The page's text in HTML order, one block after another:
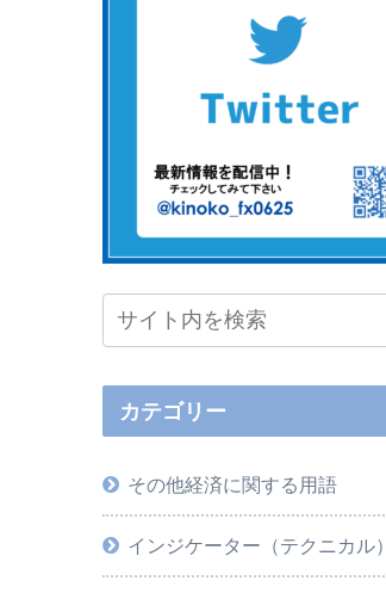
カテゴリー
その他経済に関する用語
インジケーター（テクニカル）